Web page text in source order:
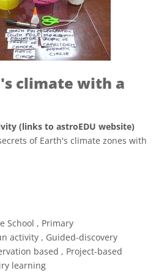
climate with a
(links to astroEDU website)
of Earth's climate zones with
Commons Attribuzione 4.0
School , Primary
activity , Guided-discovery
based , Project-based
learning